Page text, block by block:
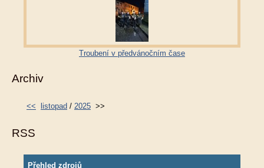
Troubení v předvánočním čase
Archiv
<< listopad / 2025 >>
RSS
Přehled zdrojů